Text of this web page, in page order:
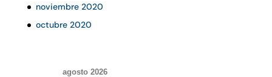
noviembre 2020
octubre 2020
agosto 2026